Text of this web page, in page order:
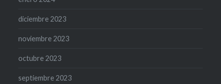
diciembre 2023
noviembre 2023
octubre 2023
septiembre 2023